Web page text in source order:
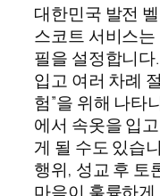
대한민국 발전
스코트 서비스
필을 설정합니
입고 여러 차례
험”을 위해 나타
에서 속옷을 입
게 될 수도 있습
행위, 성교 후 토